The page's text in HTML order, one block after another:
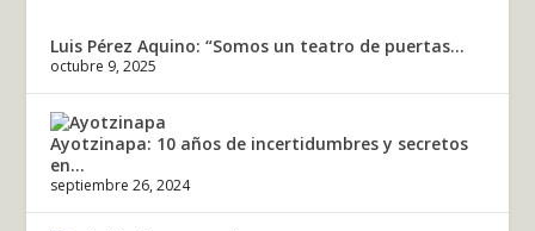
Luis Pérez Aquino: “Somos un teatro de puertas...
octubre 9, 2025
Ayotzinapa: 10 años de incertidumbres y secretos
en...
septiembre 26, 2024